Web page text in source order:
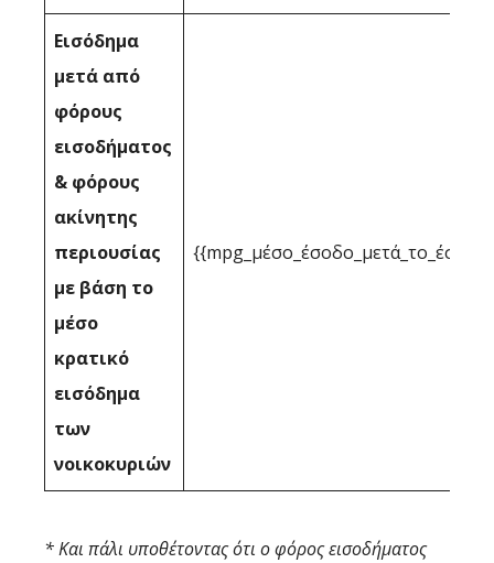
Εισόδημα
μετά από
φόρους
εισοδήματος
& φόρους
ακίνητης
περιουσίας
με βάση το
μέσο
κρατικό
εισόδημα
των
νοικοκυριών
* Και πάλι υποθέτοντας ότι ο φόρος εισοδήματος